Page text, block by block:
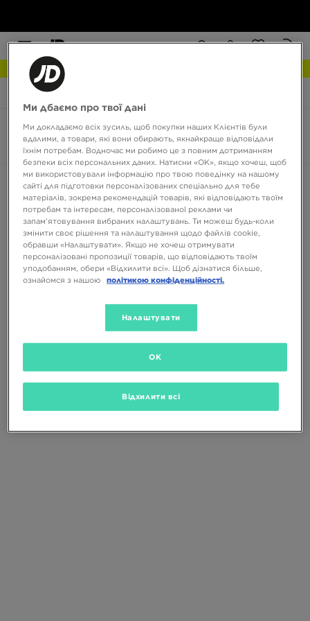
JD Sports
Timberland Maple Grove
0 товарів
Сортувати:Рекомендовані Фільтрувати
вибрані фільтри
Ми дбаємо про твої дані
Ми докладаємо всіх зусиль, щоб покупки наших Клієнтів були
вдалими, а товари, які вони обирають, якнайкраще відповідали
їхнім потребам. Водночас ми робимо це з повним дотриманням
безпеки всіх персональних даних. Натисни «OK», якщо хочеш, щоб
ми використовували інформацію про твою поведінку на нашому
сайті для підготовки персоналізованих спеціально для тебе
матеріалів, зокрема рекомендацій товарів, які відповідають твоїм
потребам та інтересам, персоналізованої реклами чи
запам’ятовування вибраних налаштувань. Ти можеш будь-коли
змінити своє рішення та налаштування щодо файлів cookie,
обравши «Налаштувати». Якщо не хочеш отримувати
персоналізовані пропозиції товарів, що відповідають твоїм
уподобанням, обери «Відхилити всі». Щоб дізнатися більше,
ознайомся з нашою
політикою конфіденційності.
Налаштувати
Відхилити всі
OK